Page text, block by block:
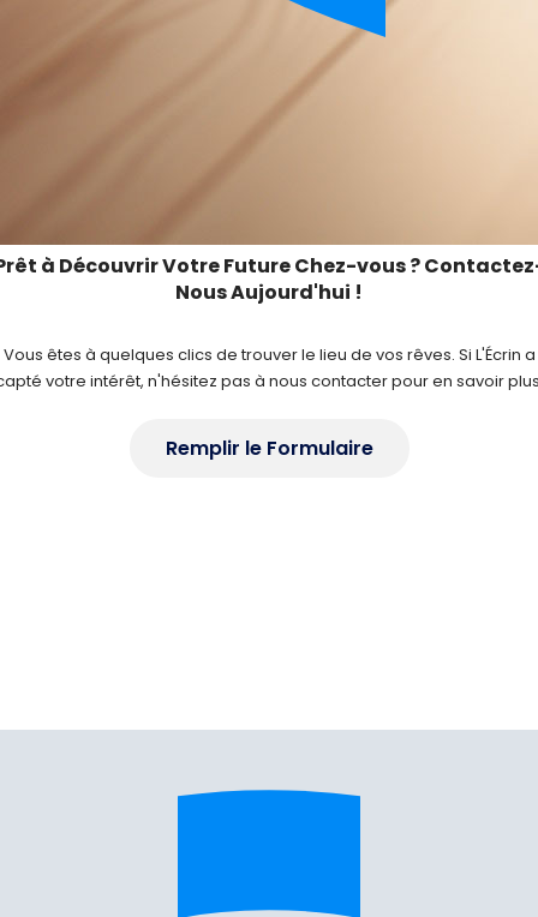
à Découvrir Votre Future Chez-vous ?
Nous Aujourd'hui !
Vous êtes à quelques clics de trouver le lieu de vos rêves. Si L'Écrin a
votre intérêt, n'hésitez pas à nous contacter pour en savoir
Remplir le Formulaire